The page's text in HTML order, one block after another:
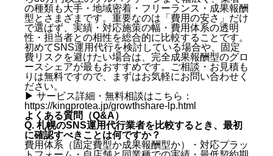
の種類も大手・地域密着・フリーランス・成果報酬
型とさまざまです。重要なのは「費用の安さ」だけ
で選ばず、実績・対応施策の幅・費用体系の透明
性・担当者との相性を総合的に比較することです。
初めてSNS運用代行を検討している場合や、固定
費リスクを避けたい場合は、完全成果報酬型のグロ
ースシェアが最もおすすめです。ご相談・お見積も
りは無料ですので、まずはお気軽にお問い合わせく
ださい。
▶ サービス詳細・無料相談はこちら：
https://kingprotea.jp/growthshare-lp.html
よくある質問（Q&A）
Q. 札幌のSNS運用代行業者を比較するとき、最初
に確認すべきことは何ですか？
費用体系（固定費型か成果報酬型か）・対応プラッ